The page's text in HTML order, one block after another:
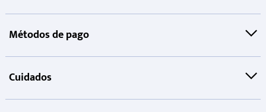
Métodos de pago
Cuidados